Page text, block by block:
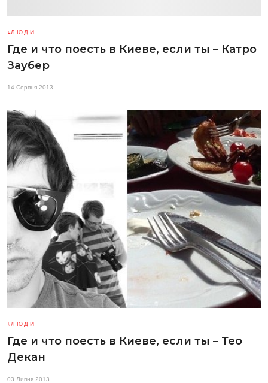
ЛЮДИ
Где и что поесть в Киеве, если ты – Катро
Заубер
14 Серпня 2013
ЛЮДИ
Где и что поесть в Киеве, если ты – Тео
Декан
03 Липня 2013